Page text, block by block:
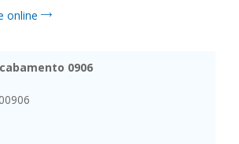
online
0906